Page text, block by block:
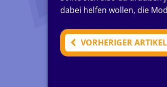
dabei helfen wollen, die
VORHERIGER ARTIKEL